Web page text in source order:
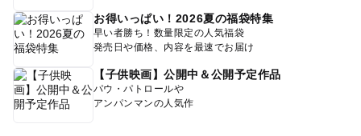
お得いっぱい！2026夏の福袋特集
早い者勝ち！数量限定の人気福袋
発売日や価格、内容を最速でお届け
【子供映画】公開中＆公開予定作品
パウ・パトロールや
アンパンマンの人気作